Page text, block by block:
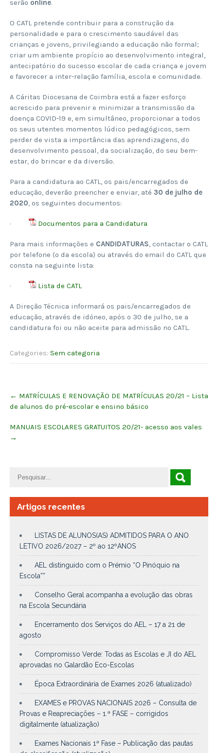
serão online.
O CATL pretende contribuir para a construção da
personalidade e para o crescimento saudável das
crianças e jovens, privilegiando a educação não formal;
criar um ambiente propício ao desenvolvimento integral,
antecipatório do sucesso escolar de cada criança e jovem
e favorecer a inter-relação família, escola e comunidade.
A Cáritas Diocesana de Coimbra está a fazer esforço
acrescido para prevenir e minimizar a transmissão da
doença COVID-19 e, em simultâneo, proporcionar a todos
os seus utentes momentos lúdico pedagógicos, sem
perder de vista a importância das aprendizagens, do
desenvolvimento pessoal, da socialização, do seu bem-
estar, do brincar e da diversão.
Para a candidatura ao CATL, os pais/encarregados de
educação, deverão preencher e enviar, até 30 de julho de
2020, os seguintes documentos:
· Documentos para a Candidatura
Para mais informações e CANDIDATURAS, contactar o CATL
por telefone (o da escola) ou através do email do CATL que
consta na seguinte lista:
· Lista de CATL
A Direção Técnica informará os pais/encarregados de
educação, através de idóneo, após o 30 de julho, se a
candidatura foi ou não aceite para admissão no CATL.
Categories: Sem categoria
navigation
← MATRÍCULAS E RENOVAÇÃO DE MATRÍCULAS 20/21 – Lista
de alunos do pré-escolar e ensino básico
MANUAIS ESCOLARES GRATUITOS 20/21- acesso aos vales
→
Artigos recentes
LISTAS DE ALUNOS(AS) ADMITIDOS PARA O ANO
LETIVO 2026/2027 – 2º ao 12ºANOS
AEL distinguido com o Prémio “O Pinóquio na
Escola””
Conselho Geral acompanha a evolução das obras
na Escola Secundária
Encerramento dos Serviços do AEL – 17 a 21 de
agosto
Compromisso Verde: Todas as Escolas e JI do AEL
aprovadas no Galardão Eco-Escolas
Época Extraordinária de Exames 2026 (atualizado)
EXAMES e PROVAS NACIONAIS 2026 – Consulta de
Provas e Reapreciações – 1.ª FASE – corrigidos
digitalmente (atualização)
Exames Nacionais 1ª Fase – Publicação das pautas